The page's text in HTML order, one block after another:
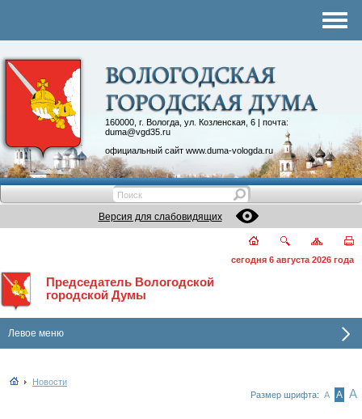
160000, г. Вологда, ул. Козленская, 6 | почта:
duma@vgd35.ru
официальный сайт www.duma-vologda.ru
Контакты
Депутатские объединения
Версия для слабовидящих
сегодня 6 августа 2026 года
Председатель Вологодской
городской Думы
Левое меню
Новости
Размер шрифта: А А А